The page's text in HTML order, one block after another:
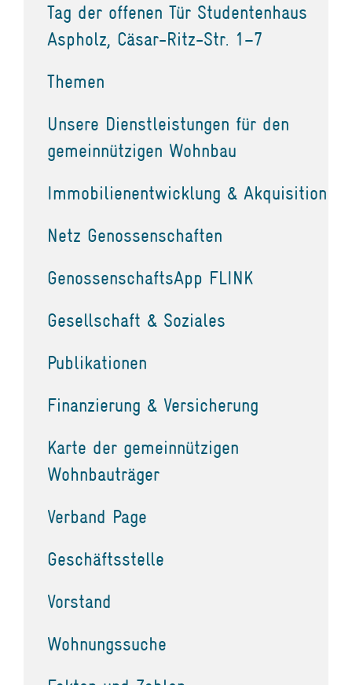
Tag der offenen Tür Studentenhaus
Aspholz, Cäsar-Ritz-Str. 1–7
Themen
Unsere Dienstleistungen für den
gemeinnützigen Wohnbau
Immobilienentwicklung & Akquisition
Netz Genossenschaften
GenossenschaftsApp FLINK
Gesellschaft & Soziales
Publikationen
Finanzierung & Versicherung
Karte der gemeinnützigen
Wohnbauträger
Verband Page
Geschäftsstelle
Vorstand
Wohnungssuche